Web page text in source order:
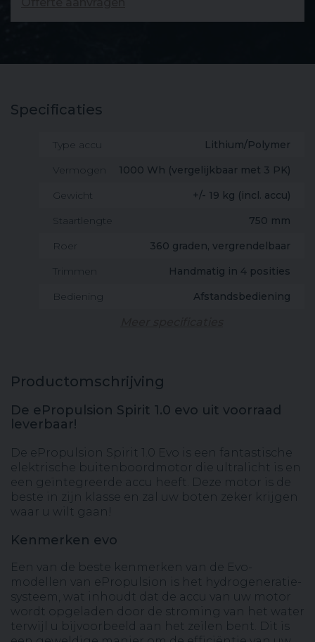
Productomschrijving
De ePropulsion Spirit 1.0 evo uit voorraad
leverbaar!
De ePropulsion Spirit 1.0 Evo is een fantastische
elektrische buitenboordmotor die ultralicht is en
een geïntegreerde accu heeft. Deze motor is de
beste in zijn klasse en zal uw boten zeker krijgen
waar u wilt gaan!
Kenmerken evo
Een van de beste kenmerken van de Evo-
modellen van ePropulsion is het hydrogeneratie-
systeem, wat inhoudt dat de accu van uw motor
wordt opgeladen door de stroming van het water
terwijl u bijvoorbeeld aan het zeilen bent. Dit is
Specificaties
Type accu
Lithium/Polymer
Vermogen
1000 Wh (vergelijkbaar met 3 PK)
Gewicht
+/- 19 kg (incl. accu)
Staartlengte
750 mm
Roer
360 graden, vergrendelbaar
Trimmen
Handmatig in 4 posities
Bediening
Afstandsbediening